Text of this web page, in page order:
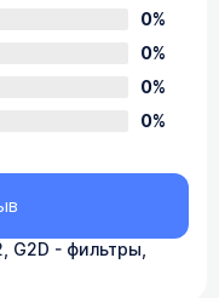
0%
0%
0%
0%
G2D - фильтры,